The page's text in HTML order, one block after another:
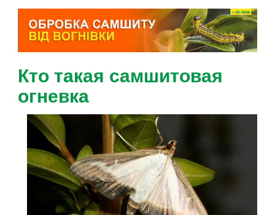
Кто такая самшитовая
огневка